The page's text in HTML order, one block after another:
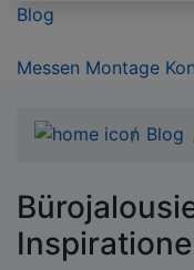
Blog
Messen Montage
Blog